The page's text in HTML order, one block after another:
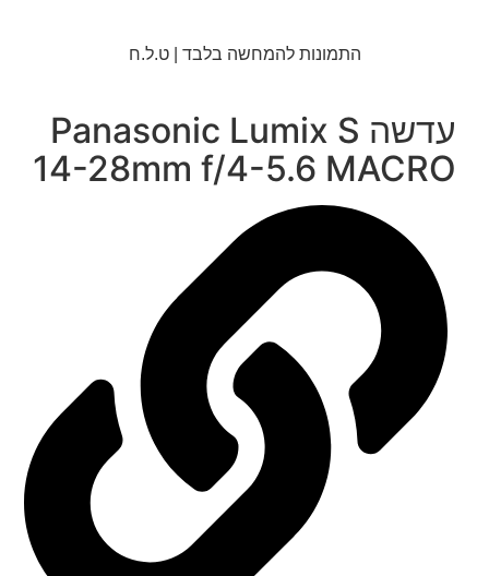
התמונות להמחשה בלבד | ט.ל.ח
עדשה Panasonic Lumix S
14-28mm f/4-5.6 MACRO